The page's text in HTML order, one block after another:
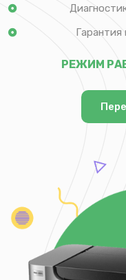
Гарантия
РЕЖИМ